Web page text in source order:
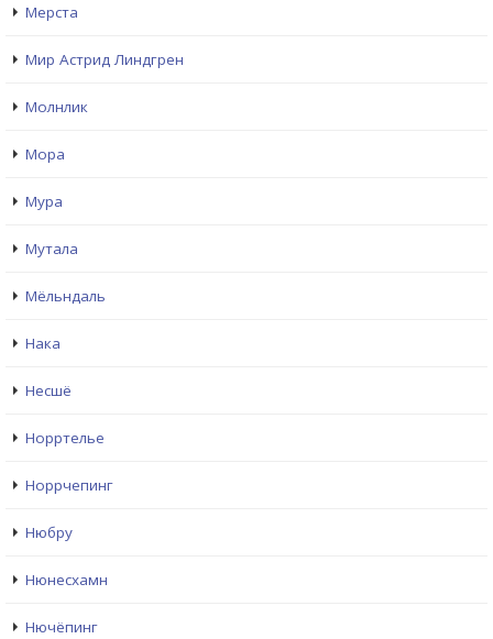
Мерста
Мир Астрид Линдгрен
Молнлик
Мора
Мура
Мутала
Мёльндаль
Нака
Несшё
Норртелье
Норрчепинг
Нюбру
Нюнесхамн
Нючёпинг